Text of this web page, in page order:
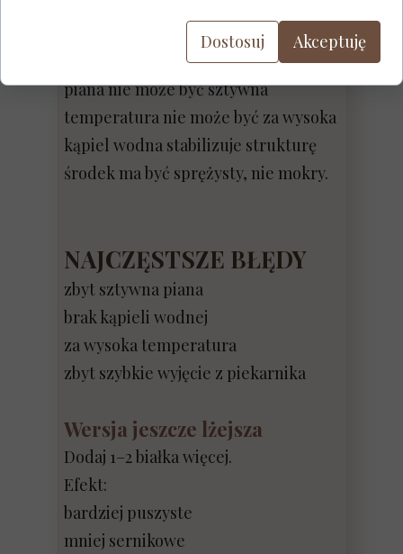
NAJWAŻNIEJSZE
piana nie może być sztywna
temperatura nie może być za wysoka
kąpiel wodna stabilizuje strukturę
środek ma być sprężysty, nie mokry.
NAJCZĘSTSZE BŁĘDY
zbyt sztywna piana
brak kąpieli wodnej
za wysoka temperatura
zbyt szybkie wyjęcie z piekarnika
Wersja jeszcze lżejsza
Dodaj 1–2 białka więcej.
Efekt:
bardziej puszyste
mniej sernikowe
Dostosuj Akceptuję